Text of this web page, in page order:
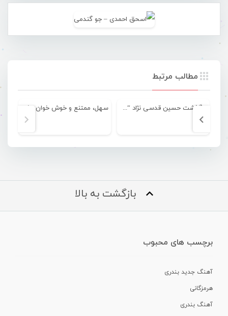
مطالب مرتبط
درگذشت حسین قدسی نژاد “خواننده گروه مابولیوا”
بازگشت به بالا
برچسب های محبوب
آهنگ جدید بندری
هرمزگانی
آهنگ بندری